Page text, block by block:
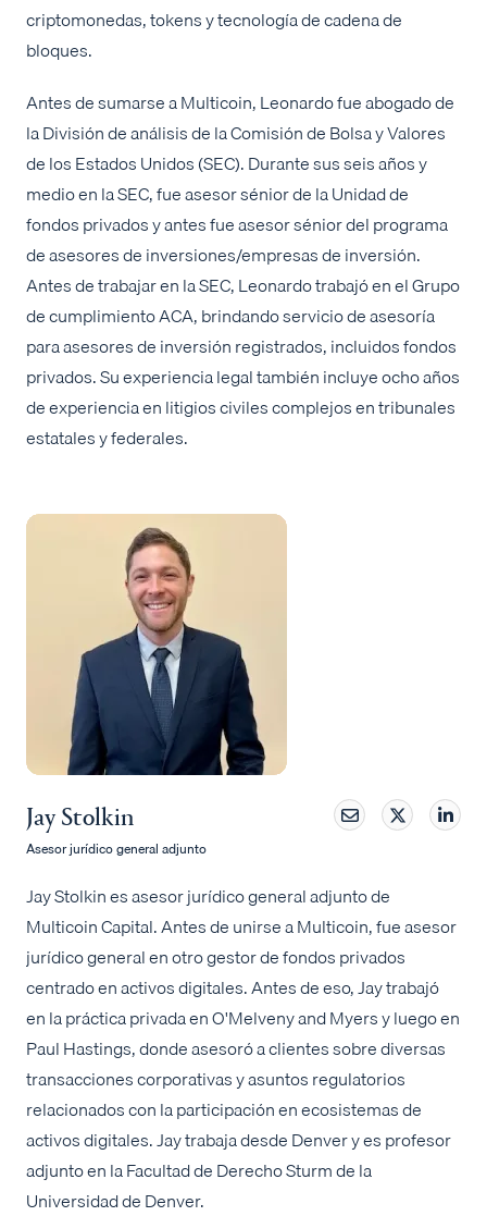
criptomonedas, tokens y tecnología de cadena de
bloques.
Antes de sumarse a Multicoin, Leonardo fue abogado de
la División de análisis de la Comisión de Bolsa y Valores
de los Estados Unidos (SEC). Durante sus seis años y
medio en la SEC, fue asesor sénior de la Unidad de
fondos privados y antes fue asesor sénior del programa
de asesores de inversiones/empresas de inversión.
Antes de trabajar en la SEC, Leonardo trabajó en el Grupo
de cumplimiento ACA, brindando servicio de asesoría
para asesores de inversión registrados, incluidos fondos
privados. Su experiencia legal también incluye ocho años
de experiencia en litigios civiles complejos en tribunales
estatales y federales.
Jay Stolkin
Asesor jurídico general adjunto
Jay Stolkin es asesor jurídico general adjunto de
Multicoin Capital. Antes de unirse a Multicoin, fue asesor
jurídico general en otro gestor de fondos privados
centrado en activos digitales. Antes de eso, Jay trabajó
en la práctica privada en O'Melveny and Myers y luego en
Paul Hastings, donde asesoró a clientes sobre diversas
transacciones corporativas y asuntos regulatorios
relacionados con la participación en ecosistemas de
activos digitales. Jay trabaja desde Denver y es profesor
adjunto en la Facultad de Derecho Sturm de la
Universidad de Denver.